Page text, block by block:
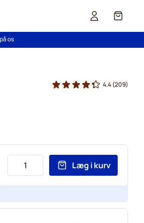
Cart
os
4.4(209)
Læg i kurv